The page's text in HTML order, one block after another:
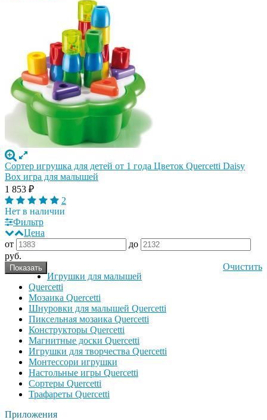
Сортер игрушка для детей от 1 года Цветок Quercetti Daisy
Box игра для малышей
1 853 ₽
2
Нет в наличии
Фильтр
Цена
от
до
руб.
Очистить
Игрушки для малышей
Quercetti
Мозаика Quercetti
Шнуровки для малышей Quercetti
Пиксельная мозаика Quercetti
Конструкторы Quercetti
Магнитные доски Quercetti
Игрушки для творчества Quercetti
Монтессори игрушки
Настольные игры Quercetti
Сортеры Quercetti
Трафареты Quercetti
Приложения